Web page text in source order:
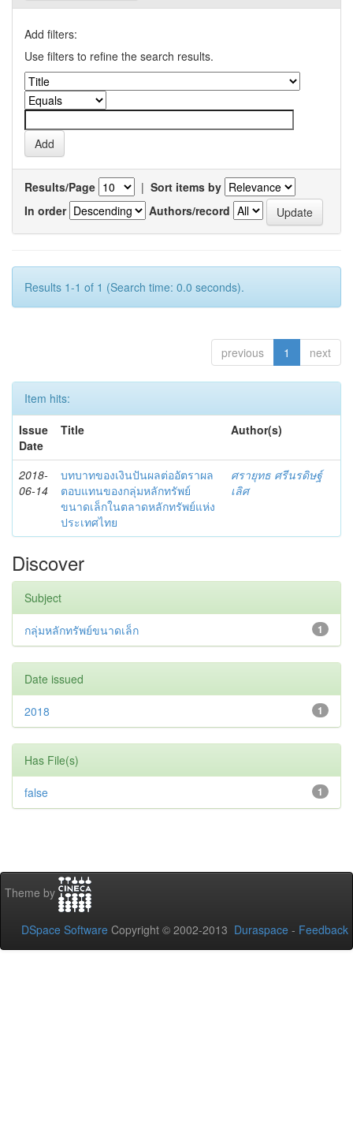
Add filters:
Use filters to refine the search results.
Results/Page | Sort items by
In order
Authors/record
Results 1-1 of 1 (Search time: 0.0 seconds).
previous 1 next
Item hits:
Issue
Date
Title Author(s)
2018-
06-14
บทบาทของเงินปันผลต่ออัตราผล
ตอบแทนของกลุ่มหลักทรัพย์
ขนาดเล็กในตลาดหลักทรัพย์แห่ง
ประเทศไทย
ศรายุทธ ศรีนรดิษฐ์
เลิศ
Discover
Subject
1
กลุ่มหลักทรัพย์ขนาดเล็ก
Date issued
1
2018
Has File(s)
1
false
Theme by
DSpace Software Copyright © 2002-2013 Duraspace - Feedback